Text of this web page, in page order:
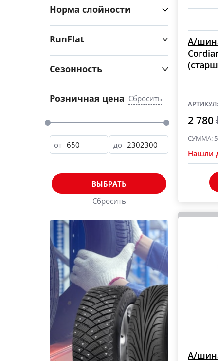
Норма слойности
RunFlat
Сезонность
Розничная цена Сбросить
от до
ВЫБРАТЬ
Сбросить
А/
АРТИКУЛ:
2 780
СУММА:
Нашли
А/